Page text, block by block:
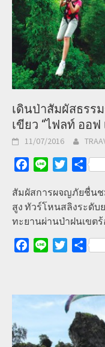
เดินป่าสัมผัสธรร
เขียว “ไฟลท์ ออฟ
11/07/2016
Facebook
Line TwitterShare
สัมผัสการผจญภัยชื่นช
สูง ทัวร์โหนสลิงระดั
ทะยานผ่านป่าฝนเข
Facebook
Line TwitterShare